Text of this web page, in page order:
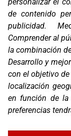
de contenido
publicidad.
Comprender al
la combinación
Desarrollo y
con el objetivo
localización
en función de la
preferencias